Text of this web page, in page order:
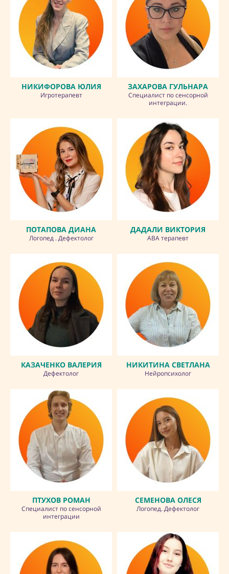
НИКИФОРОВА ЮЛИЯ
Игротерапевт
ЗАХАРОВА ГУЛЬНАРА
Специалист по сенсорной
интеграции.
ПОТАПОВА ДИАНА
Логопед . Дефектолог
ДАДАЛИ ВИКТОРИЯ
АВА терапевт
КАЗАЧЕНКО ВАЛЕРИЯ
Дефектолог
НИКИТИНА СВЕТЛАНА
Нейропсихолог
ПТУХОВ РОМАН
Специалист по сенсорной
интеграции
СЕМЕНОВА ОЛЕСЯ
Логопед. Дефектолог